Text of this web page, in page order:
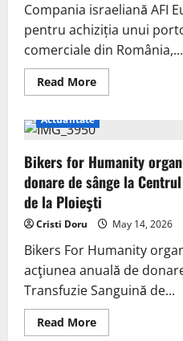
Compania israeliană AFI
pentru achiziția unui
comerciale din România,...
Read More
Actualitate
Bikers for Humanity
donare de sânge la
de la Ploieşti
Cristi Doru May 14, 2026
Bikers For Humanity
acţiunea anuală de
Transfuzie Sanguină de...
Read More